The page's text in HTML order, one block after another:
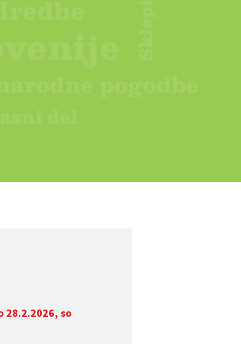
28.2.2026, so